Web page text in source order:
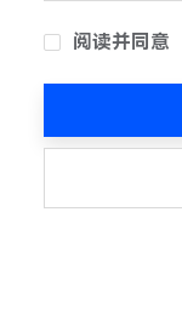
阅读并同意